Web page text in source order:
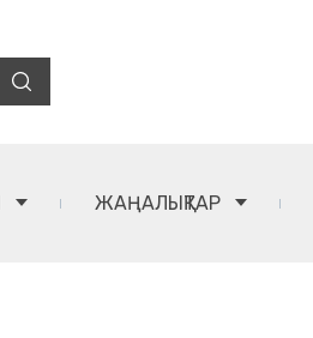
ЖАҢАЛЫҚТАР